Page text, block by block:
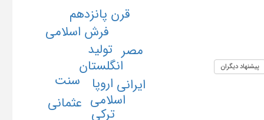
پیشنهاد دیگران
اروپا
اسلامی
انگلستان
ایرانی
ترکی
تولید
سنت
عثمانی
فرش اسلامی
قرن پانزدهم
مصر